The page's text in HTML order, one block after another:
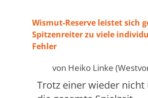
Wismut-Reserve leistet sich
Spitzenreiter zu viele
Fehler
von Heiko Linke
Trotz einer wieder nicht